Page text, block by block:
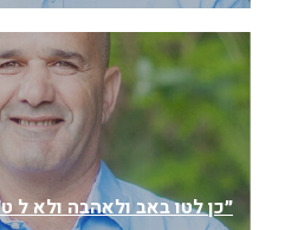
״כן לטו באב ולאהבה ולא ל